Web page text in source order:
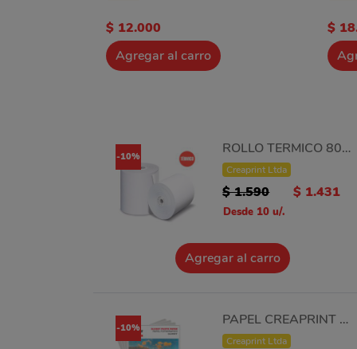
$ 12.000
Agregar al carro
$
-10% ROLLO TERMICO 80MM x 80 MTRS
Creaprint Ltda
$ 1.590 $ 1.431
Desde 10 u/.
Agregar al carro
-10% PAPEL CREAPRINT 250 GRS GLOSSY A4 X 20 UNIDADES
Creaprint Ltda